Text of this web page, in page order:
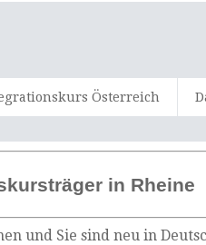
Österreich
in Rheine
und Sie sind neu in